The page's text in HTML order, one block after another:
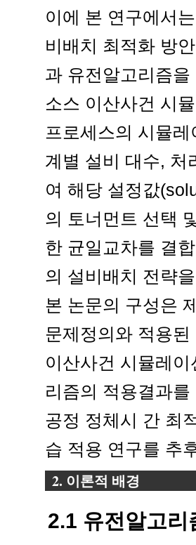
이에 본 연구에서
비배치 최적화 방
과 유전알고리즘
소스 이산사건 시
프로세스의 시뮬
계별 설비 대수, 처
여 해당 설정값
의 토너먼트 선택
한 균일교차를 결
의 설비배치 전략
본 논문의 구성은
문제정의와 적용
이산사건 시뮬레
리즘의 적용결과
공정 정체시 간 최
습 적용 연구를 추
2. 이론적 배경
2.1 유전알고리